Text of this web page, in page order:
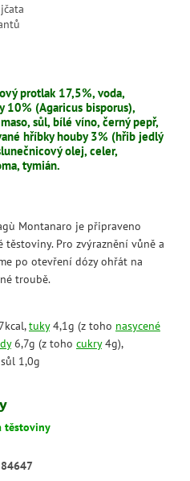
protlak 17,5%, voda,
10% (Agaricus bisporus),
sůl, bílé víno, černý pepř,
hříbky houby 3% (hřib jedlý
olej, celer,
tymián.
Montanaro je připraveno
těstoviny. Pro zvýraznění vůně a
po otevření dózy ohřát na
troubě.
tuky4,1g (z toho nasycené
6,7g (z toho cukry4g),
1,0g
těstoviny